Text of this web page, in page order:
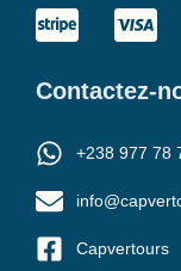
Contactez-
+238 977 78
Capvertours